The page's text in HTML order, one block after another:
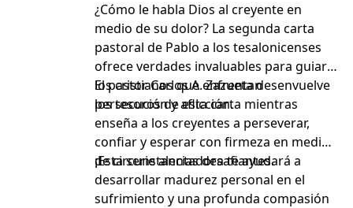
¿Cómo le habla Dios al creyente en
medio de su dolor? La segunda carta
pastoral de Pablo a los tesalonicenses
ofrece verdades invaluables para guiar a
los cristianos que enfrentan
persecución y aflicción.
El pastor Carlos A. Zazueta desenvuelve
los tesoros de esta carta mientras
enseña a los creyentes a perseverar,
confiar y esperar con firmeza en medio
de circunstancias desafiantes.
¡Esta serie alentadora te ayudará a
desarrollar madurez personal en el
sufrimiento y una profunda compasión